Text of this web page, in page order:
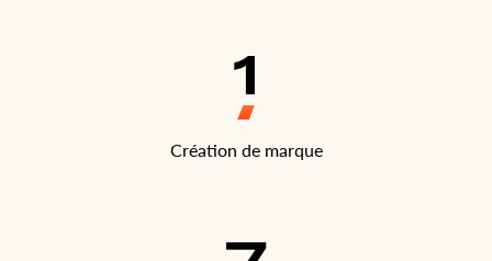
1
Création de marque